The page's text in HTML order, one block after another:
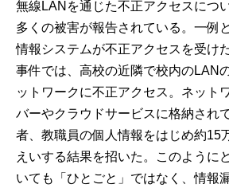
無線LANを通じた不正アクセスにつ
多くの被害が報告されている。一例
情報システムが不正アクセスを受け
事件では、高校の近隣で校内のLAN
ットワークに不正アクセス。ネット
バーやクラウドサービスに格納され
者、教職員の個人情報をはじめ約15
えいする結果を招いた。このように
いても「ひとごと」ではなく、情報